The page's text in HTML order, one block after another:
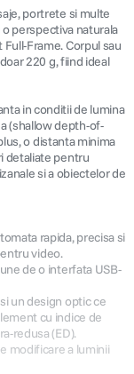
portrete si multe
perspectiva naturala
Frame. Corpul sau
220 g, fiind ideal
in conditii de lumina
(shallow depth-of-
o distanta minima
detaliate pentru
si a obiectelor de
rapida, precisa si
video.
de o interfata USB-
un design optic ce
cu indice de
redusa (ED).
modificare a luminii